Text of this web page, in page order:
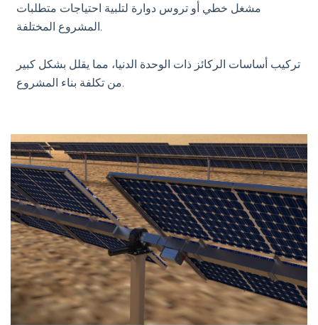
مشغل خطي أو تروس دوارة لتلبية احتياجات متطلبات
المشروع المختلفة.
تركيب أساسات الركائز ذات الوحدة الدنيا، مما يقلل بشكل كبير
من تكلفة بناء المشروع.